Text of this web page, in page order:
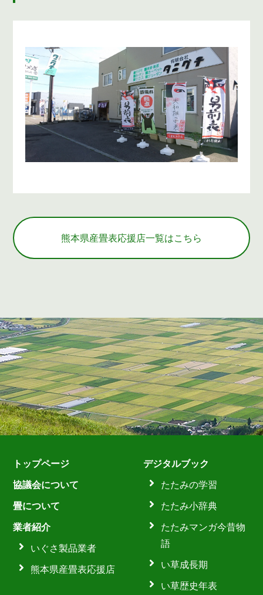
熊本県産畳表応援店一覧はこちら
トップページ
協議会について
畳について
業者紹介
いぐさ製品業者
熊本県産畳表応援店
デジタルブック
たたみの学習
たたみ小辞典
たたみマンガ今昔物
語
い草成長期
い草歴史年表